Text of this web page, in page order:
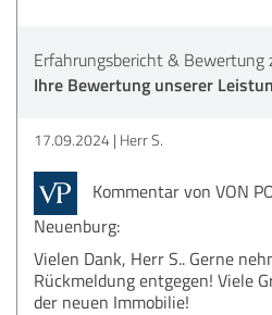
Erfahrungsbericht & Bewertung
Ihre Bewertung unserer
17.09.2024 Herr S.
Kommentar von VON
Neuenburg:
Vielen Dank, Herr S.. Gerne
Rückmeldung entgegen! Viele
der neuen Immobilie!